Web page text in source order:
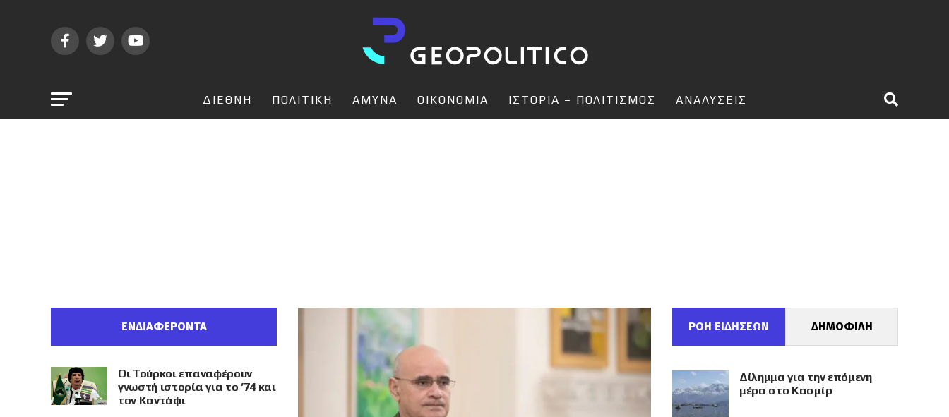
ΔΙΕΘΝΗ ΠΟΛΙΤΙΚΗ ΑΜΥΝΑ ΟΙΚΟΝΟΜΙΑ ΙΣΤΟΡΙΑ – ΠΟΛΙΤΙΣΜΟΣ ΑΝΑΛΥΣΕΙΣ
ΕΝΔΙΑΦΕΡΟΝΤΑ
Οι Τούρκοι επαναφέρουν
γνωστή ιστορία για το ’74 και
τον Καντάφι
ΡΟΗ ΕΙΔΗΣΕΩΝ ΔΗΜΟΦΙΛΗ
Δίλημμα για την επόμενη
μέρα στο Κασμίρ